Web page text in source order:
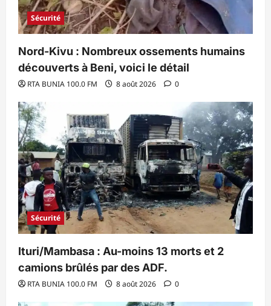
Sécurité
Nord-Kivu : Nombreux ossements humains
découverts à Beni, voici le détail
RTA BUNIA 100.0 FM 8 août 2026 0
Sécurité
Ituri/Mambasa : Au-moins 13 morts et 2
camions brûlés par des ADF.
RTA BUNIA 100.0 FM 8 août 2026 0